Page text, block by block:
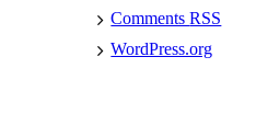
CommentsRSS
WordPress.org